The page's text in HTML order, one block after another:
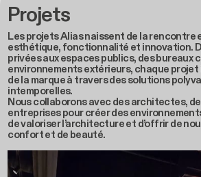
Projets
Les projets Alias naissent de la rencontre
esthétique, fonctionnalité et innovation.
privées aux espaces publics, des bureaux
environnements extérieurs, chaque
de la marque à travers des solutions
intemporelles.
Nous collaborons avec des architectes,
entreprises pour créer des
de valoriser l’architecture et d’offrir de
confort et de beauté.